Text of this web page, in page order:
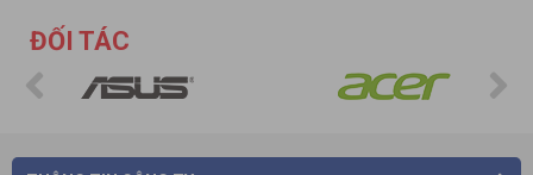
ĐỐI TÁC